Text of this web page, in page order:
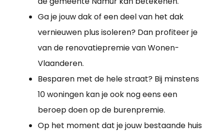
Ga je jouw dak of een deel van het dak
vernieuwen plus isoleren? Dan profiteer je
van de renovatiepremie van Wonen-
Vlaanderen.
Besparen met de hele straat? Bij minstens
10 woningen kan je ook nog eens een
beroep doen op de burenpremie.
Op het moment dat je jouw bestaande huis